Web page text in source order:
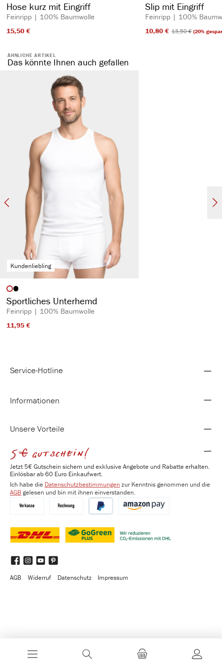
Hose kurz mit Eingriff
Feinripp | 100% Baumwolle
15,50 €​
Slip mit Eingriff
Feinripp | 100%
10,80 €​ 13,50 €​(20%
ÄHNLICHE ARTIKEL
Das könnte Ihnen auch gefallen
Kundenliebling
Artikelfarbe
Sportliches Unterhemd
Feinripp | 100% Baumwolle
11,95 €​
Service-Hotline
Informationen
Unsere Vorteile
5€ gutschein!
Jetzt 5€ Gutschein sichern und exklusive Angebote und Rabatte erhalten.
Einlösbar ab 60 Euro Einkaufwert.
Ich habe die Datenschutzbestimmungen zur Kenntnis genommen und die
AGBgelesen und bin mit ihnen einverstanden.
FacebookInstagram
YouTubePinterest
AGB
Widerruf Datenschutz Impressum